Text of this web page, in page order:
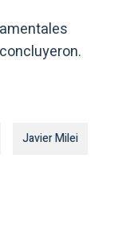
Javier Milei